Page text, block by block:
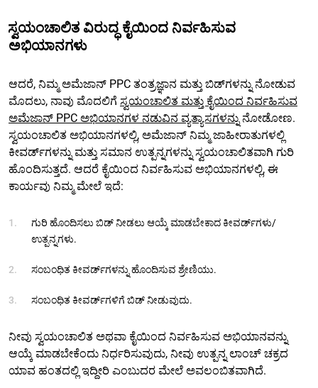
ಸ್ವಯಂಚಾಲಿತ ವಿರುದ್ಧ ಕೈಯಿಂದ ನಿರ್ವಹಿಸುವ
ಅಭಿಯಾನಗಳು
ಆದರೆ, ನಿಮ್ಮ ಅಮೆಜಾನ್ PPC ತಂತ್ರಜ್ಞಾನ ಮತ್ತು ಬಿಡ್‌ಗಳನ್ನು ನೋಡುವ
ಮೊದಲು, ನಾವು ಮೊದಲಿಗೆ ಸ್ವಯಂಚಾಲಿತ ಮತ್ತು ಕೈಯಿಂದ ನಿರ್ವಹಿಸುವ
ಅಮೆಜಾನ್ PPC ಅಭಿಯಾನಗಳ ನಡುವಿನ ವ್ಯತ್ಯಾಸಗಳನ್ನುನೋಡೋಣ.
ಸ್ವಯಂಚಾಲಿತ ಅಭಿಯಾನಗಳಲ್ಲಿ, ಅಮೆಜಾನ್ ನಿಮ್ಮ ಜಾಹೀರಾತುಗಳಲ್ಲಿ
ಕೀವರ್ಡ್‌ಗಳನ್ನು ಮತ್ತು ಸಮಾನ ಉತ್ಪನ್ನಗಳನ್ನು ಸ್ವಯಂಚಾಲಿತವಾಗಿ ಗುರಿ
ಹೊಂದಿಸುತ್ತದೆ. ಆದರೆ ಕೈಯಿಂದ ನಿರ್ವಹಿಸುವ ಅಭಿಯಾನಗಳಲ್ಲಿ, ಈ
ಕಾರ್ಯವು ನಿಮ್ಮ ಮೇಲೆ ಇದೆ:
ಗುರಿ ಹೊಂದಿಸಲು ಬಿಡ್ ನೀಡಲು ಆಯ್ಕೆ ಮಾಡಬೇಕಾದ ಕೀವರ್ಡ್‌ಗಳು/
ಉತ್ಪನ್ನಗಳು.
ಸಂಬಂಧಿತ ಕೀವರ್ಡ್‌ಗಳನ್ನು ಹೊಂದಿಸುವ ಶ್ರೇಣಿಯು.
ಸಂಬಂಧಿತ ಕೀವರ್ಡ್‌ಗಳಿಗೆ ಬಿಡ್ ನೀಡುವುದು.
ನೀವು ಸ್ವಯಂಚಾಲಿತ ಅಥವಾ ಕೈಯಿಂದ ನಿರ್ವಹಿಸುವ ಅಭಿಯಾನವನ್ನು
ಆಯ್ಕೆ ಮಾಡಬೇಕೆಂದು ನಿರ್ಧರಿಸುವುದು, ನೀವು ಉತ್ಪನ್ನ ಲಾಂಚ್ ಚಕ್ರದ
ಯಾವ ಹಂತದಲ್ಲಿ ಇದ್ದೀರಿ ಎಂಬುದರ ಮೇಲೆ ಅವಲಂಬಿತವಾಗಿದೆ.